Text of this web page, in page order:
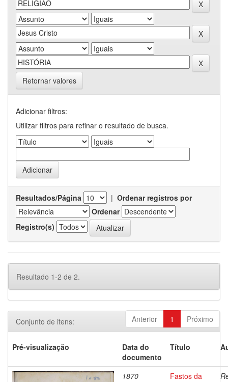
Retornar valores
Adicionar filtros:
Utilizar filtros para refinar o resultado de busca.
Resultados/Página | Ordenar registros por
Ordenar
Registro(s)
Resultado 1-2 de 2.
Anterior 1 Próximo
Conjunto de itens:
Pré-visualização
Data do
documento
Título
1870
Fastos da